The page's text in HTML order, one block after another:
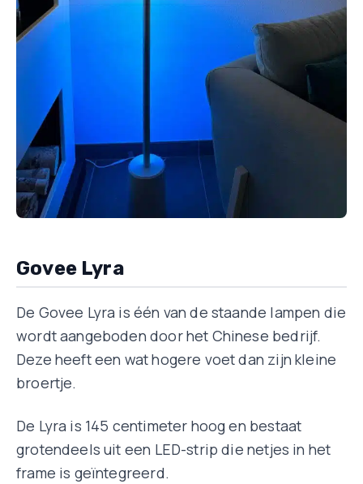
Govee Lyra
De Govee Lyra is één van de staande lampen die
wordt aangeboden door het Chinese bedrijf.
Deze heeft een wat hogere voet dan zijn kleine
broertje.
De Lyra is 145 centimeter hoog en bestaat
grotendeels uit een LED-strip die netjes in het
frame is geïntegreerd.